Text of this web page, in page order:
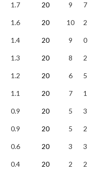
1.7 20 9 7
1.6 20 10 2
1.4 20 9 0
1.3 20 8 2
1.2 20 6 5
1.1 20 7 1
0.9 20 5 3
0.9 20 5 2
0.6 20 3 3
0.4 20 2 2